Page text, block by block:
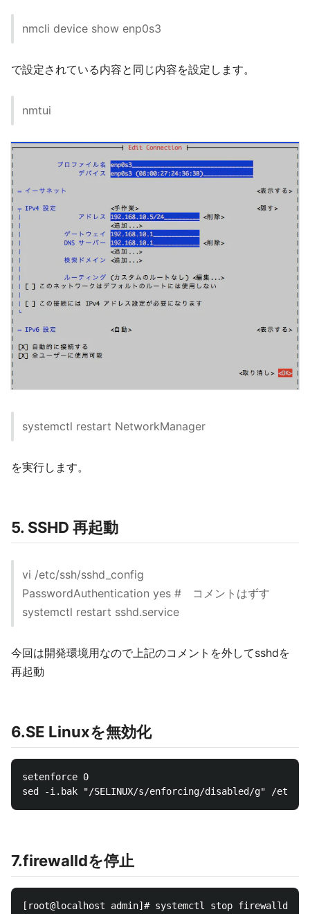
nmcli device show enp0s3
で設定されている内容と同じ内容を設定します。
nmtui
systemctl restart NetworkManager
を実行します。
5. SSHD 再起動
vi /etc/ssh/sshd_config
PasswordAuthentication yes # コメントはずす
systemctl restart sshd.service
今回は開発環境用なので上記のコメントを外してsshdを
再起動
6.SE Linuxを無効化
setenforce 0
7.firewalldを停止
[root@localhost admin]# systemctl stop firewalld